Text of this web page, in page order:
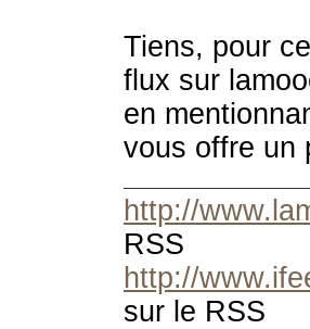
Tiens, pour
flux sur
en
vous offre un
http://
RSS
http://
sur le RSS